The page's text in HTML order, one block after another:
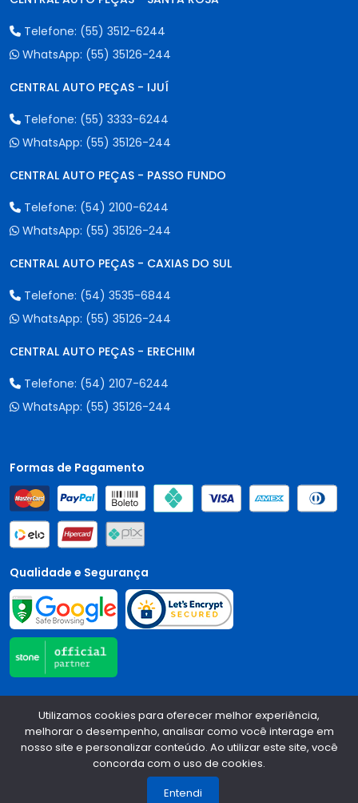
Telefone: (55) 3512-6244
WhatsApp: (55) 35126-244
CENTRAL AUTO PEÇAS - IJUÍ
Telefone: (55) 3333-6244
WhatsApp: (55) 35126-244
CENTRAL AUTO PEÇAS - PASSO FUNDO
Telefone: (54) 2100-6244
WhatsApp: (55) 35126-244
CENTRAL AUTO PEÇAS - CAXIAS DO SUL
Telefone: (54) 3535-6844
WhatsApp: (55) 35126-244
CENTRAL AUTO PEÇAS - ERECHIM
Telefone: (54) 2107-6244
WhatsApp: (55) 35126-244
Formas de Pagamento
Qualidade e Segurança
Central Auto Peças - CNPJ: 90.196.999/0001-89
Todos os
direitos reservados.2026
Desenvolvido Por:
Utilizamos cookies para oferecer melhor experiência,
melhorar o desempenho, analisar como você interage em
nosso site e personalizar conteúdo. Ao utilizar este site, você
concorda com o uso de cookies.
Entendi